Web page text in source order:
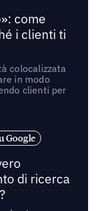
come
i clienti ti
colocalizzata
in modo
clienti per
Google
di ricerca